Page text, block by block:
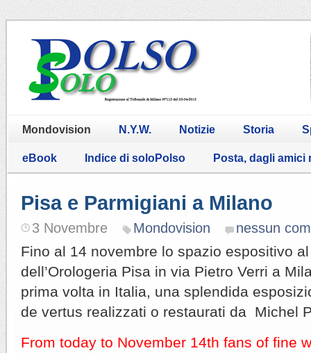
Mondovision N.Y.W. Notizie Storia
eBook Indice di soloPolso Posta, dagli amici
Pisa e Parmigiani a Milano
3 Novembre Mondovision nessun
Fino al 14 novembre lo spazio espositivo
dell’Orologeria Pisa in via Pietro Verri a
prima volta in Italia, una splendida
de vertus realizzati o restaurati da Michel
From today to November 14th fans of fine